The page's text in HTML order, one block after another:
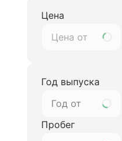
Цена
Год выпуска
Год от
Пробег